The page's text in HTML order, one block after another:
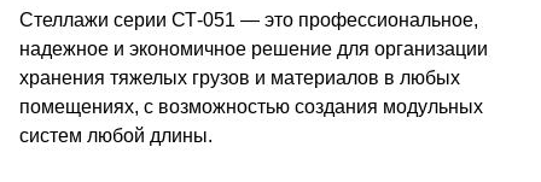
Стеллажи серии СТ-051 — это профессиональное,
надежное и экономичное решение для организации
хранения тяжелых грузов и материалов в любых
помещениях, с возможностью создания модульных
систем любой длины.